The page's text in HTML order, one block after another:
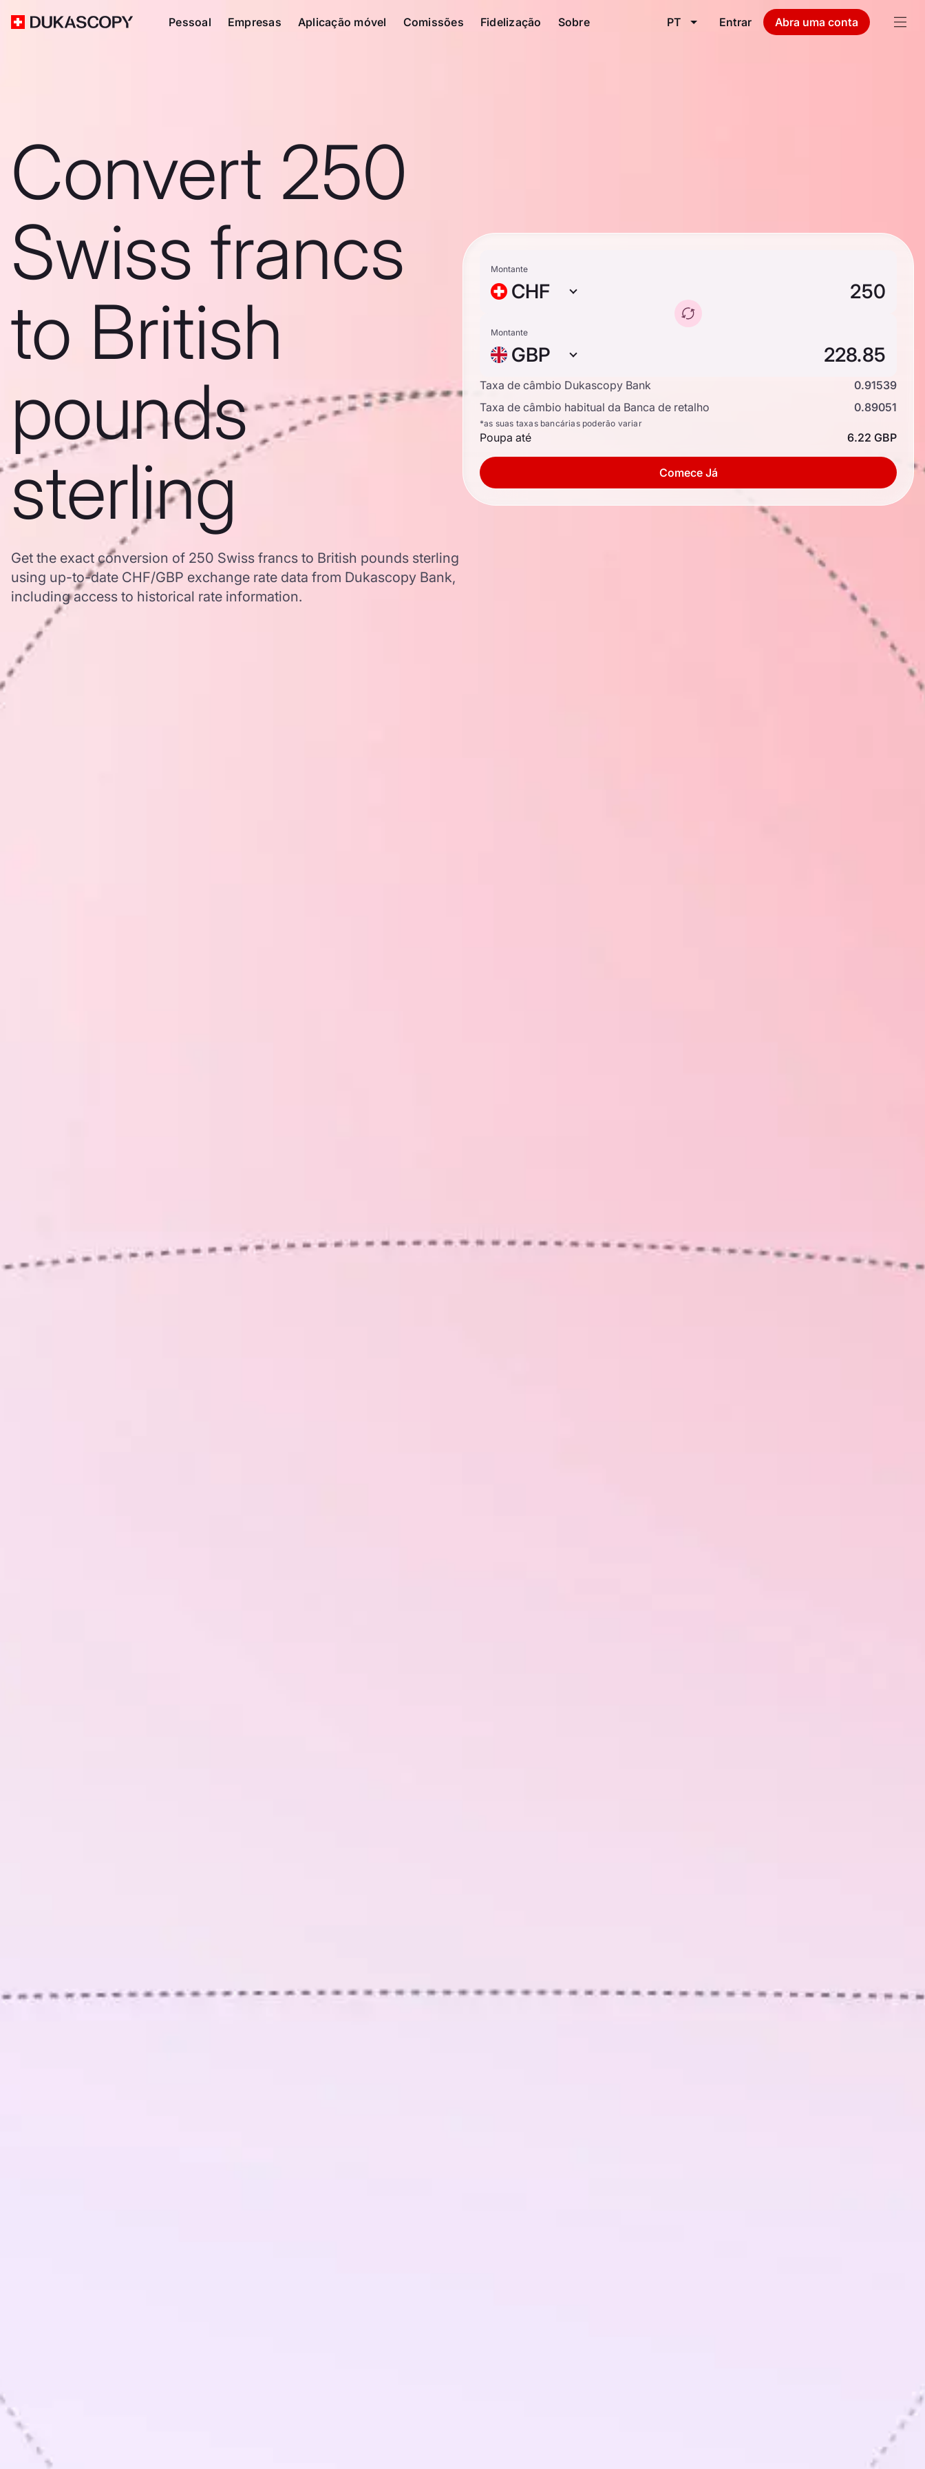
Pessoal Empresas Aplicação móvel Comissões Fidelização Sobre PT Entrar Abra uma conta
Convert 250
Swiss francs
to British
pounds
sterling
Get the exact conversion of 250 Swiss francs to British pounds sterling
using up-to-date CHF/GBP exchange rate data from Dukascopy Bank,
including access to historical rate information.
Montante
CHF
Montante
GBP
Taxa de câmbio Dukascopy Bank
0.91539
Taxa de câmbio habitual da Banca de retalho
0.89051
*as suas taxas bancárias poderão variar
Poupa até 6.22 GBP
Comece Já